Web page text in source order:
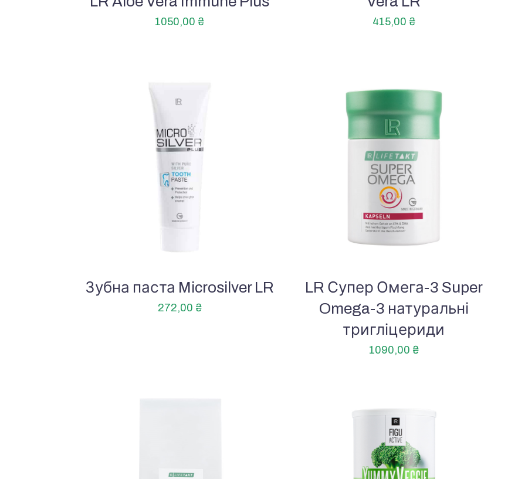
1050,00 ₴ 415,00 ₴
Зубна паста Microsilver LR
272,00 ₴
LR Супер Омега-3 Super
Omega-3 натуральні
тригліцериди
1090,00 ₴